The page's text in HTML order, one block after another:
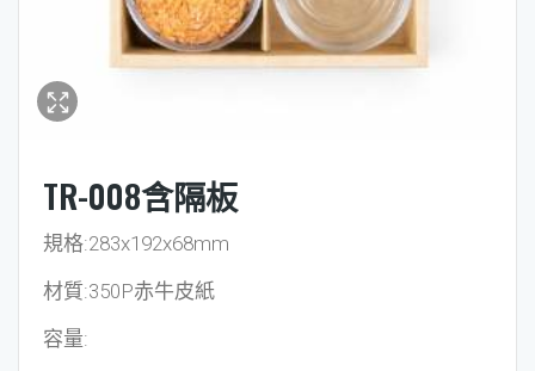
TR-008含隔板
規格:283x192x68mm
材質:350P赤牛皮紙
容量: